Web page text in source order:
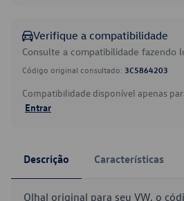
Verifique a compatibilidade
Consulte a compatibilidade fazendo
Código original consultado: 3C5864203
Compatibilidade disponível apenas
Entrar
Descrição Características
Olhal original para seu VW, o